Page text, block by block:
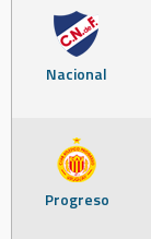
Nacional
Progreso